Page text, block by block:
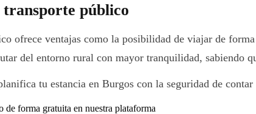
público
ofrece ventajas como la posibilidad de viajar de
del entorno rural con mayor tranquilidad, sabiendo
tu estancia en Burgos con la seguridad de
de forma gratuita en nuestra plataforma